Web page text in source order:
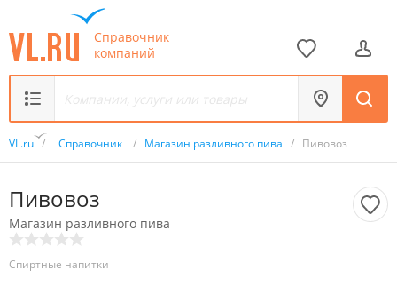
Справочник
компаний
VL.ru / Справочник / Магазин разливного пива / Пивовоз
Пивовоз
Магазин разливного пива
Спиртные напитки